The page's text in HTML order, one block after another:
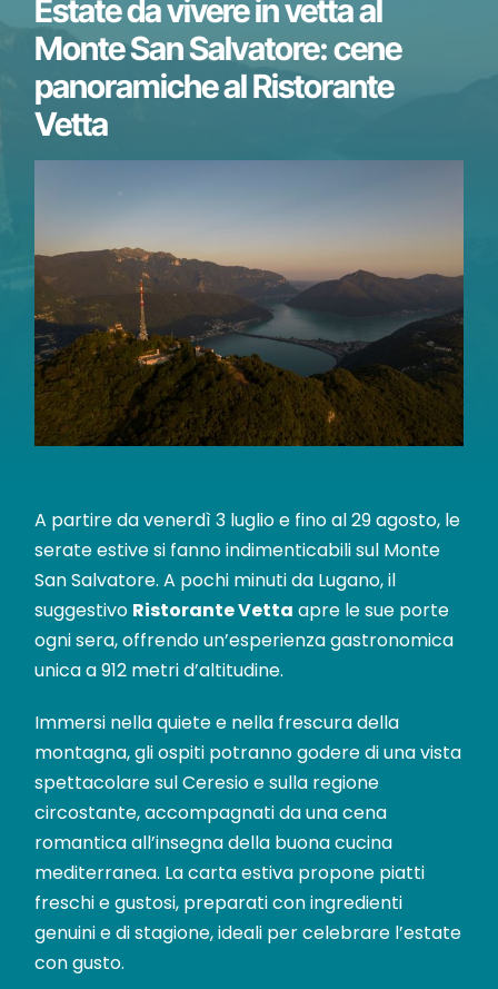
Estate da vivere in vetta al
Monte San Salvatore: cene
panoramiche al Ristorante
Vetta
A partire da venerdì 3 luglio e fino al 29 agosto, le
serate estive si fanno indimenticabili sul Monte
San Salvatore. A pochi minuti da Lugano, il
suggestivo Ristorante Vetta apre le sue porte
ogni sera, offrendo un’esperienza gastronomica
unica a 912 metri d’altitudine.
Immersi nella quiete e nella frescura della
montagna, gli ospiti potranno godere di una vista
spettacolare sul Ceresio e sulla regione
circostante, accompagnati da una cena
romantica all’insegna della buona cucina
mediterranea. La carta estiva propone piatti
freschi e gustosi, preparati con ingredienti
genuini e di stagione, ideali per celebrare l’estate
con gusto.